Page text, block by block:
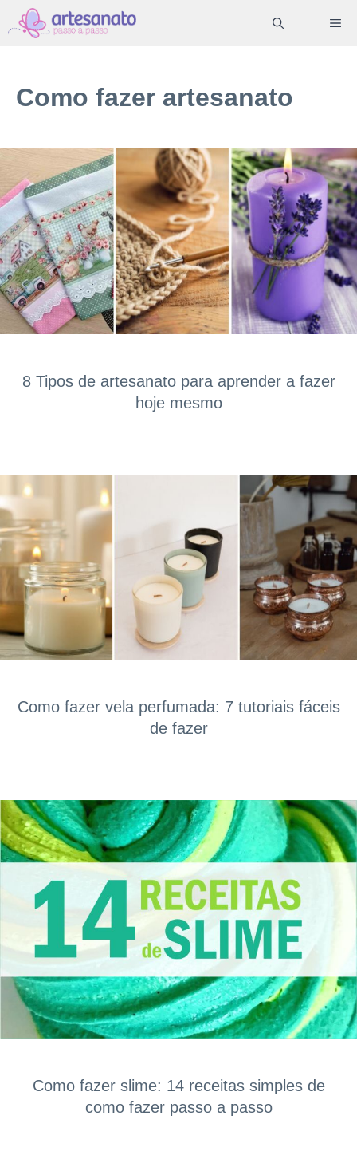
Pular
para
conteúdo
Como fazer artesanato
8 Tipos de artesanato para aprender a fazer
hoje mesmo
Como fazer vela perfumada: 7 tutoriais fáceis
de fazer
Como fazer slime: 14 receitas simples de
como fazer passo a passo